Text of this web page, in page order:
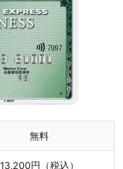
無料
13,200円（税込）